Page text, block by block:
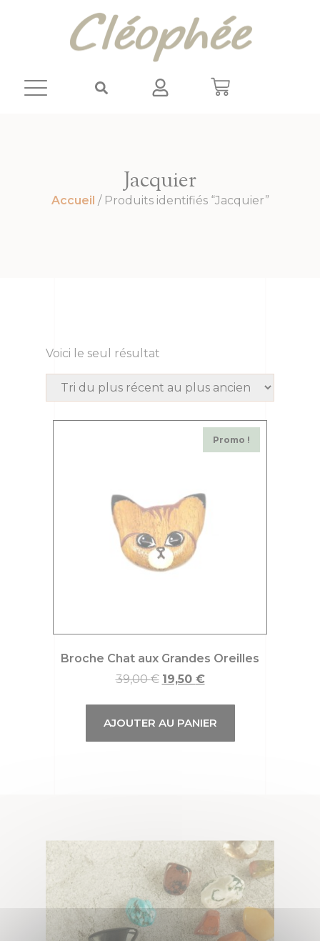
Jacquier
Accueil / Produits identifiés “Jacquier”
Voici le seul résultat
Promo !
Broche Chat aux Grandes Oreilles
39,00€ 19,50 €
AJOUTER AU PANIER